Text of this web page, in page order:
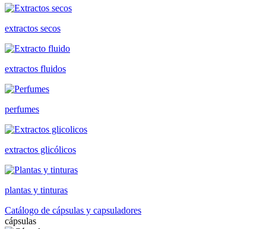
extractos secos
extractos fluidos
perfumes
extractos glicólicos
plantas y tinturas
Catálogo de cápsulas y capsuladores
cápsulas